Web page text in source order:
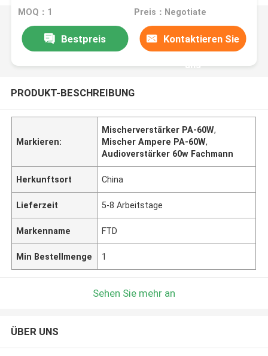
60W
MOQ：1 Preis：Negotiate
Bestpreis Kontaktieren Sie
uns
PRODUKT-BESCHREIBUNG
Markieren:
Mischerverstärker PA-60W,
Mischer Ampere PA-60W,
Audioverstärker 60w Fachmann
Herkunftsort China
Lieferzeit 5-8 Arbeitstage
Markenname FTD
Min Bestellmenge 1
Sehen Sie mehr an
ÜBER UNS